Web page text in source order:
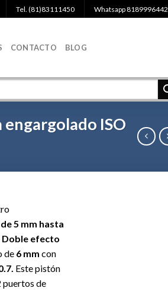
Tel. (81)83111450 Whatsapp 8189996442
CONTACTO BLOG
ISO
5 mm hasta
Doble efecto
de 6 mm con
Este pistón
puertos de